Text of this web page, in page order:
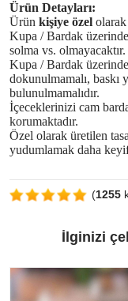
Ürün Detayları:
Ürün kişiye özel olarak
Kupa / Bardak
solma vs. olmayacaktır.
Kupa / Bardak
dokunulmamalı, baskı
bulunulmamalıdır.
İçeceklerinizi cam
korumaktadır.
Özel olarak üretilen
yudumlamak daha
(1255
İlginizi